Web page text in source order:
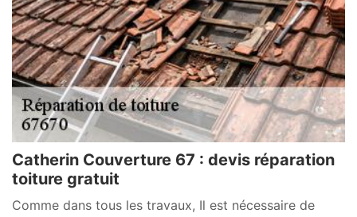
Catherin Couverture 67 : devis réparation
toiture gratuit
Comme dans tous les travaux, Il est nécessaire de